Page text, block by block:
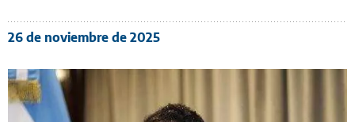
26 de noviembre de 2025